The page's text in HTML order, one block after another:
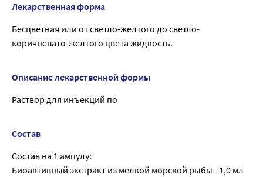
Лекарственная форма
Бесцветная или от светло-желтого до светло-
коричневато-желтого цвета жидкость.
Описание лекарственной формы
Раствор для инъекций по
Состав
Состав на 1 ампулу:
Биоактивный экстракт из мелкой морской рыбы - 1,0 мл